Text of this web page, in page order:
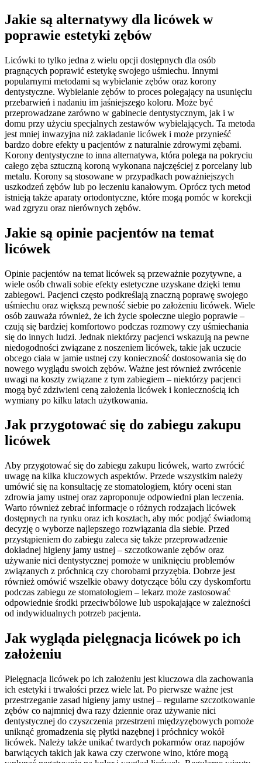
Jakie są alternatywy dla licówek w
poprawie estetyki zębów
Licówki to tylko jedna z wielu opcji dostępnych dla osób
pragnących poprawić estetykę swojego uśmiechu. Innymi
popularnymi metodami są wybielanie zębów oraz korony
dentystyczne. Wybielanie zębów to proces polegający na usunięciu
przebarwień i nadaniu im jaśniejszego koloru. Może być
przeprowadzane zarówno w gabinecie dentystycznym, jak i w
domu przy użyciu specjalnych zestawów wybielających. Ta metoda
jest mniej inwazyjna niż zakładanie licówek i może przynieść
bardzo dobre efekty u pacjentów z naturalnie zdrowymi zębami.
Korony dentystyczne to inna alternatywa, która polega na pokryciu
całego zęba sztuczną koroną wykonana najczęściej z porcelany lub
metalu. Korony są stosowane w przypadkach poważniejszych
uszkodzeń zębów lub po leczeniu kanałowym. Oprócz tych metod
istnieją także aparaty ortodontyczne, które mogą pomóc w korekcji
wad zgryzu oraz nierównych zębów.
Jakie są opinie pacjentów na temat
licówek
Opinie pacjentów na temat licówek są przeważnie pozytywne, a
wiele osób chwali sobie efekty estetyczne uzyskane dzięki temu
zabiegowi. Pacjenci często podkreślają znaczną poprawę swojego
uśmiechu oraz większą pewność siebie po założeniu licówek. Wiele
osób zauważa również, że ich życie społeczne uległo poprawie –
czują się bardziej komfortowo podczas rozmowy czy uśmiechania
się do innych ludzi. Jednak niektórzy pacjenci wskazują na pewne
niedogodności związane z noszeniem licówek, takie jak uczucie
obcego ciała w jamie ustnej czy konieczność dostosowania się do
nowego wyglądu swoich zębów. Ważne jest również zwrócenie
uwagi na koszty związane z tym zabiegiem – niektórzy pacjenci
mogą być zdziwieni ceną założenia licówek i koniecznością ich
wymiany po kilku latach użytkowania.
Jak przygotować się do zabiegu zakupu
licówek
Aby przygotować się do zabiegu zakupu licówek, warto zwrócić
uwagę na kilka kluczowych aspektów. Przede wszystkim należy
umówić się na konsultację ze stomatologiem, który oceni stan
zdrowia jamy ustnej oraz zaproponuje odpowiedni plan leczenia.
Warto również zebrać informacje o różnych rodzajach licówek
dostępnych na rynku oraz ich kosztach, aby móc podjąć świadomą
decyzję o wyborze najlepszego rozwiązania dla siebie. Przed
przystąpieniem do zabiegu zaleca się także przeprowadzenie
dokładnej higieny jamy ustnej – szczotkowanie zębów oraz
używanie nici dentystycznej pomoże w uniknięciu problemów
związanych z próchnicą czy chorobami przyzębia. Dobrze jest
również omówić wszelkie obawy dotyczące bólu czy dyskomfortu
podczas zabiegu ze stomatologiem – lekarz może zastosować
odpowiednie środki przeciwbólowe lub uspokajające w zależności
od indywidualnych potrzeb pacjenta.
Jak wygląda pielęgnacja licówek po ich
założeniu
Pielęgnacja licówek po ich założeniu jest kluczowa dla zachowania
ich estetyki i trwałości przez wiele lat. Po pierwsze ważne jest
przestrzeganie zasad higieny jamy ustnej – regularne szczotkowanie
zębów co najmniej dwa razy dziennie oraz używanie nici
dentystycznej do czyszczenia przestrzeni międzyzębowych pomoże
uniknąć gromadzenia się płytki nazębnej i próchnicy wokół
licówek. Należy także unikać twardych pokarmów oraz napojów
barwiących takich jak kawa czy czerwone wino, które mogą